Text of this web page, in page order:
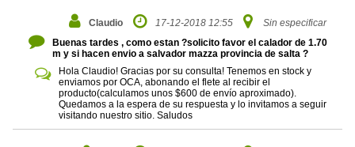
Claudio 17-12-2018 12:55
Sin especificar
Buenas tardes , como estan ?solicito favor el calador de 1.70
m y si hacen envio a salvador mazza provincia de salta ?
Hola Claudio! Gracias por su consulta! Tenemos en stock y
enviamos por OCA, abonando el flete al recibir el
producto(calculamos unos $600 de envío aproximado).
Quedamos a la espera de su respuesta y lo invitamos a seguir
visitando nuestro sitio. Saludos